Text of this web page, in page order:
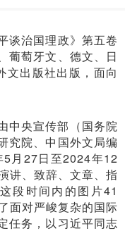
谈治国理政》第五卷
葡萄牙文、德文、日
文出版社出版，面向
中央宣传部（国务院
究院、中国外文局编
月27日至2024年12
讲、致辞、文章、指
段时间内的图片41
面对严峻复杂的国际
任务，以习近平同志